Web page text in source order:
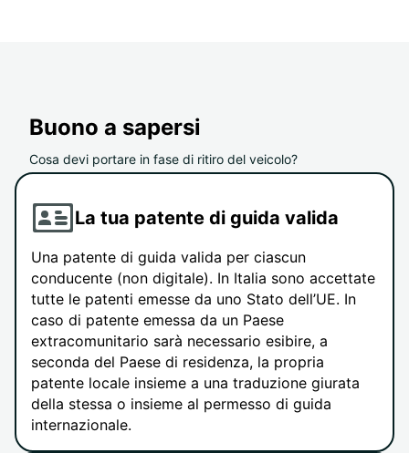
Buono a sapersi
Cosa devi portare in fase di ritiro del veicolo?
La tua patente di guida valida
Una patente di guida valida per ciascun
conducente (non digitale). In Italia sono accettate
tutte le patenti emesse da uno Stato dell’UE. In
caso di patente emessa da un Paese
extracomunitario sarà necessario esibire, a
seconda del Paese di residenza, la propria
patente locale insieme a una traduzione giurata
della stessa o insieme al permesso di guida
internazionale.